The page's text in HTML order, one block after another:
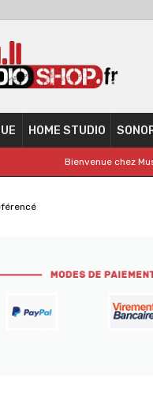
HOME STUDIO
Bienvenue chez